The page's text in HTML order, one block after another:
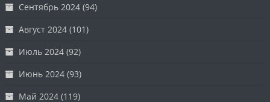
Сентябрь 2024 (94)
Август 2024 (101)
Июль 2024 (92)
Июнь 2024 (93)
Май 2024 (119)